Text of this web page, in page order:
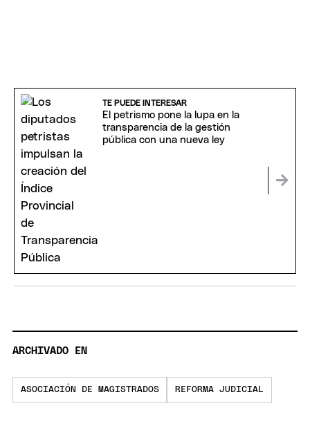
TE PUEDE INTERESAR
El petrismo pone la lupa en la
transparencia de la gestión
pública con una nueva ley
ARCHIVADO EN
ASOCIACIÓN DE MAGISTRADOS REFORMA JUDICIAL